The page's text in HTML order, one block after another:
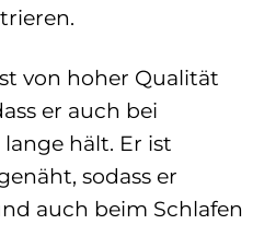
von hoher Qualität
er auch bei
hält. Er ist
sodass er
auch beim Schlafen